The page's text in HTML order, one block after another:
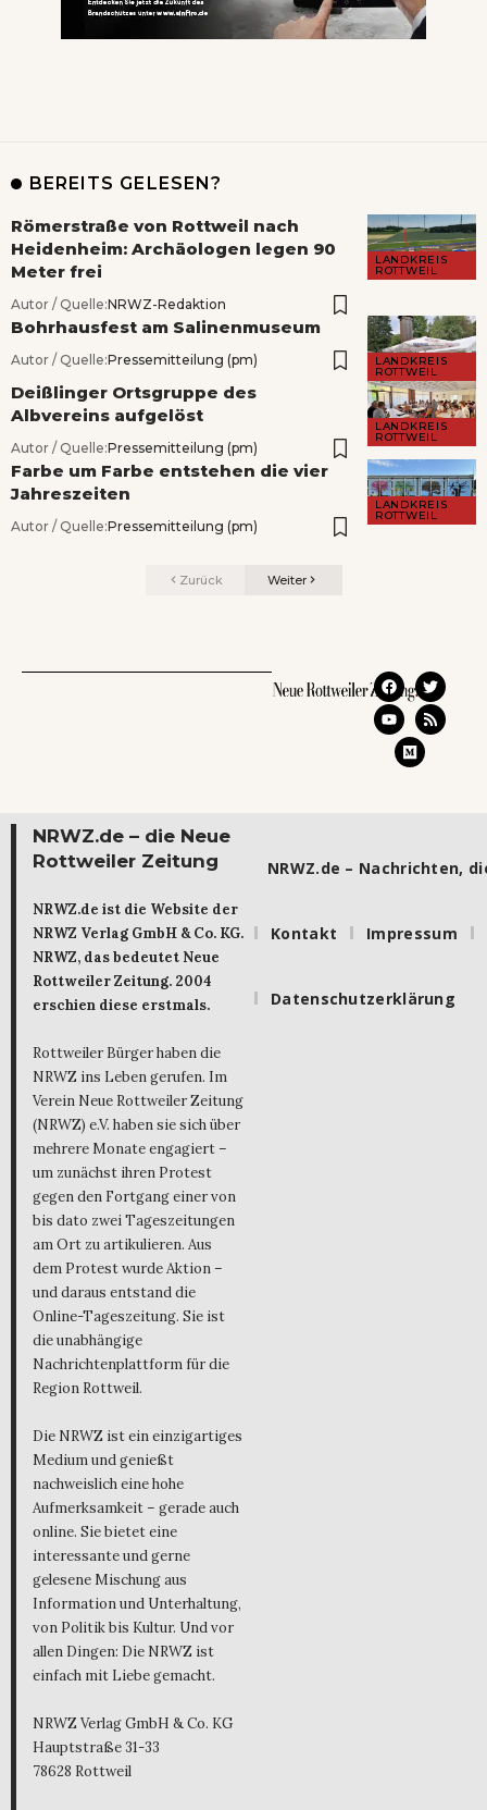
BEREITS GELESEN?
LANDKREIS
ROTTWEIL
Römerstraße von Rottweil nach
Heidenheim: Archäologen legen 90
Meter frei
Autor / Quelle:NRWZ-Redaktion
LANDKREIS
ROTTWEIL
Bohrhausfest am Salinenmuseum
Autor / Quelle:Pressemitteilung (pm)
LANDKREIS
ROTTWEIL
Deißlinger Ortsgruppe des
Albvereins aufgelöst
Autor / Quelle:Pressemitteilung (pm)
LANDKREIS
ROTTWEIL
Farbe um Farbe entstehen die vier
Jahreszeiten
Autor / Quelle:Pressemitteilung (pm)
Zurück Weiter
NRWZ.de – die Neue
Rottweiler Zeitung
NRWZ.de ist die Website der
NRWZ Verlag GmbH & Co. KG.
NRWZ, das bedeutet Neue
Rottweiler Zeitung. 2004
erschien diese erstmals.
Rottweiler Bürger haben die
NRWZ ins Leben gerufen. Im
Verein Neue Rottweiler Zeitung
(NRWZ) e.V. haben sie sich über
mehrere Monate engagiert –
um zunächst ihren Protest
gegen den Fortgang einer von
bis dato zwei Tageszeitungen
am Ort zu artikulieren. Aus
dem Protest wurde Aktion –
und daraus entstand die
Online-Tageszeitung. Sie ist
die unabhängige
Nachrichtenplattform für die
Region Rottweil.
Die NRWZ ist ein einzigartiges
Medium und genießt
nachweislich eine hohe
Aufmerksamkeit – gerade auch
online. Sie bietet eine
interessante und gerne
gelesene Mischung aus
Information und Unterhaltung,
von Politik bis Kultur. Und vor
allen Dingen: Die NRWZ ist
einfach mit Liebe gemacht.
NRWZ Verlag GmbH & Co. KG
Hauptstraße 31-33
78628 Rottweil
NRWZ.de – Nachrichten,
Kontakt Impressum
Datenschutzerklärung